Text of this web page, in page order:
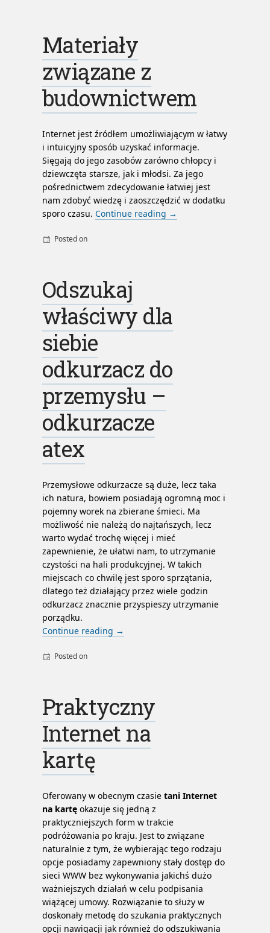
urok miłosny
Materiały
związane z
budownictwem
Internet jest źródłem umożliwiającym w łatwy
i intuicyjny sposób uzyskać informacje.
Sięgają do jego zasobów zarówno chłopcy i
dziewczęta starsze, jak i młodsi. Za jego
pośrednictwem zdecydowanie łatwiej jest
nam zdobyć wiedzę i zaoszczędzić w dodatku
sporo czasu. Continue reading →
Posted on
Odszukaj
właściwy dla
siebie
odkurzacz do
przemysłu –
odkurzacze
atex
Przemysłowe odkurzacze są duże, lecz taka
ich natura, bowiem posiadają ogromną moc i
pojemny worek na zbierane śmieci. Ma
możliwość nie należą do najtańszych, lecz
warto wydać trochę więcej i mieć
zapewnienie, że ułatwi nam, to utrzymanie
czystości na hali produkcyjnej. W takich
miejscach co chwilę jest sporo sprzątania,
dlatego też działający przez wiele godzin
odkurzacz znacznie przyspieszy utrzymanie
porządku.
Continue reading →
Posted on
Praktyczny
Internet na
kartę
Oferowany w obecnym czasie tani Internet
na kartę okazuje się jedną z
praktyczniejszych form w trakcie
podróżowania po kraju. Jest to związane
naturalnie z tym, że wybierając tego rodzaju
opcje posiadamy zapewniony stały dostęp do
sieci WWW bez wykonywania jakichś dużo
ważniejszych działań w celu podpisania
wiążącej umowy. Rozwiązanie to służy w
doskonały metodę do szukania praktycznych
opcji nawigacji jak również do odszukiwania